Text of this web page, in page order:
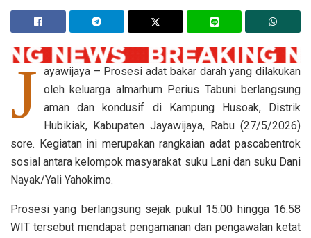
J ayawijaya – Prosesi adat bakar darah yang dilakukan
oleh keluarga almarhum Perius Tabuni berlangsung
aman dan kondusif di Kampung Husoak, Distrik
Hubikiak, Kabupaten Jayawijaya, Rabu (27/5/2026)
sore. Kegiatan ini merupakan rangkaian adat pascabentrok
sosial antara kelompok masyarakat suku Lani dan suku Dani
Nayak/Yali Yahokimo.
Prosesi yang berlangsung sejak pukul 15.00 hingga 16.58
WIT tersebut mendapat pengamanan dan pengawalan ketat